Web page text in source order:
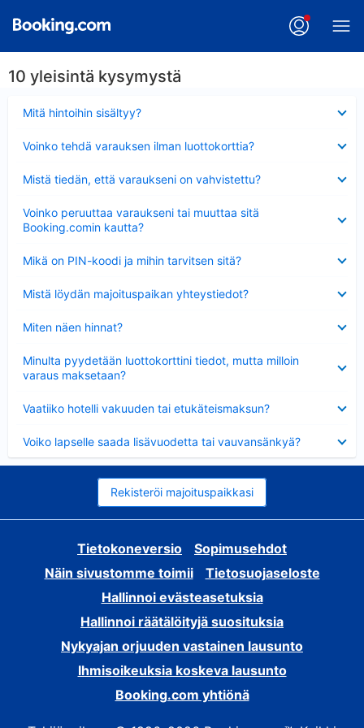
10 yleisintä kysymystä
Mitä hintoihin sisältyy?
Voinko tehdä varauksen ilman luottokorttia?
Mistä tiedän, että varaukseni on vahvistettu?
Voinko peruuttaa varaukseni tai muuttaa sitä
Booking.comin kautta?
Mikä on PIN-koodi ja mihin tarvitsen sitä?
Mistä löydän majoituspaikan yhteystiedot?
Miten näen hinnat?
Minulta pyydetään luottokorttini tiedot, mutta milloin
varaus maksetaan?
Vaatiiko hotelli vakuuden tai etukäteismaksun?
Voiko lapselle saada lisävuodetta tai vauvansänkyä?
Rekisteröi majoituspaikkasi
Tietokoneversio
Sopimusehdot
Näin sivustomme toimii
Tietosuojaseloste
Hallinnoi evästeasetuksia
Hallinnoi räätälöityjä suosituksia
Nykyajan orjuuden vastainen lausunto
Ihmisoikeuksia koskeva lausunto
Booking.com yhtiönä